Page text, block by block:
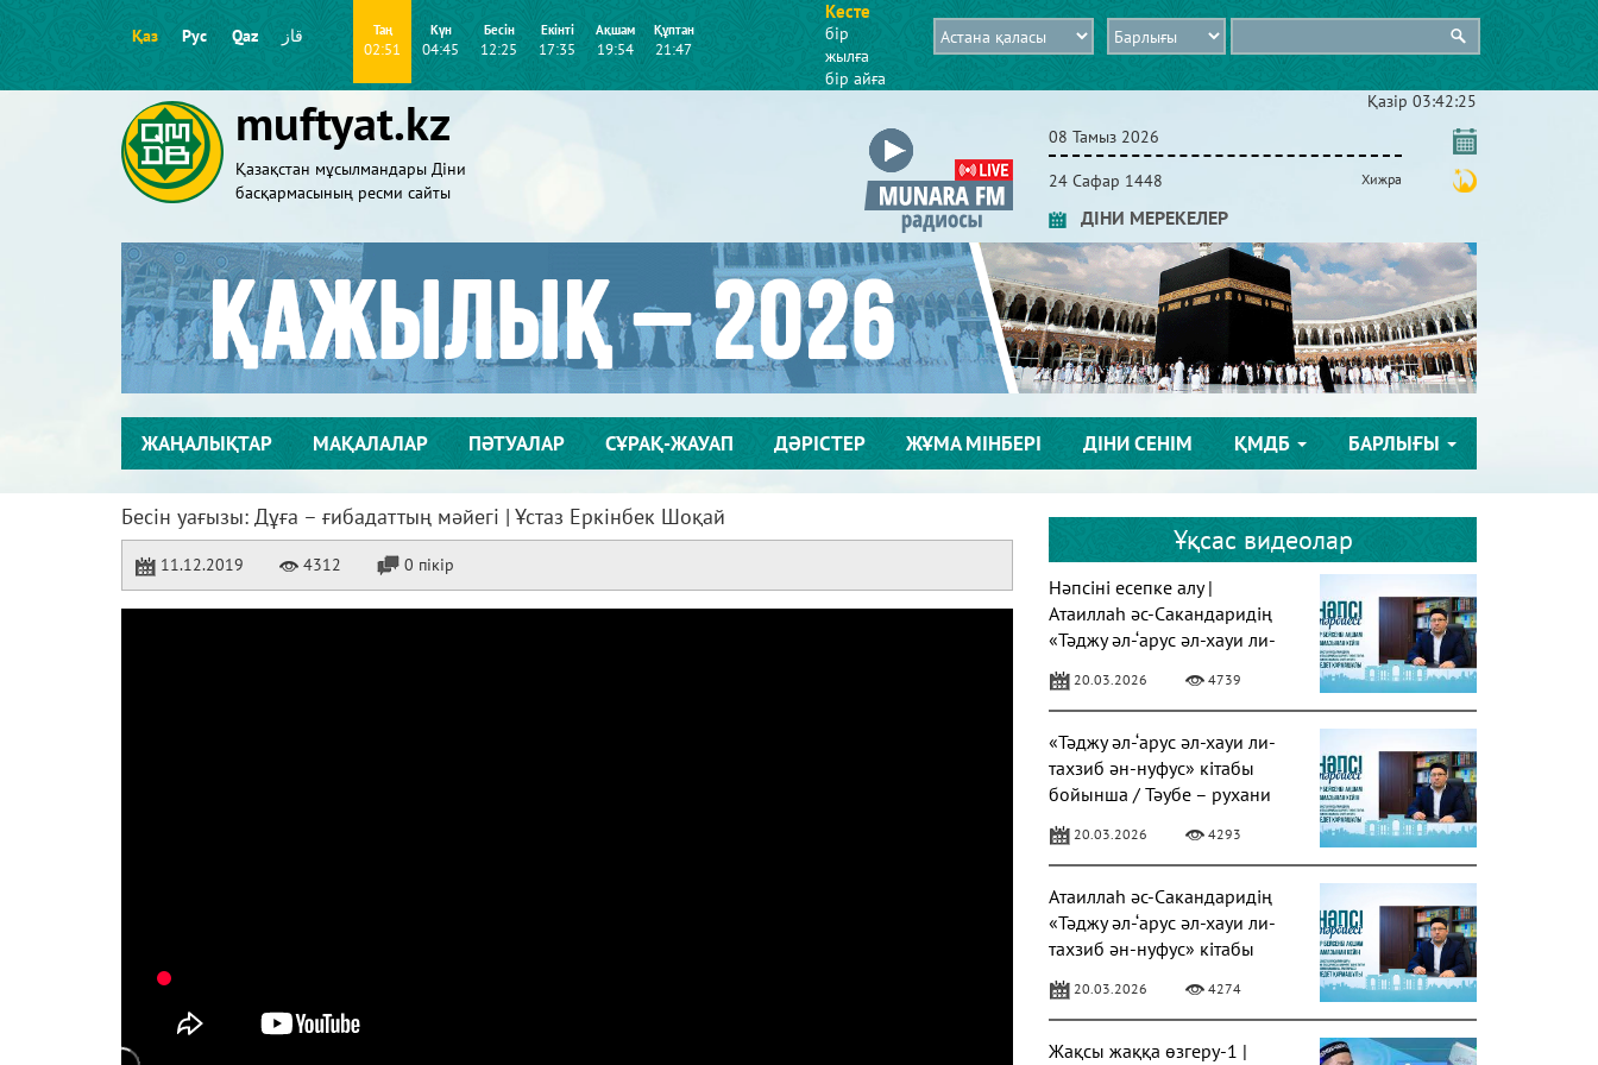
Қаз Рус Qaz قاز Таң
02:51
Күн
04:45
Бесін
12:25
Екінті
17:35
Ақшам
19:54
Құптан
21:47
Кесте
бір
жылға
бір айға
muftyat.kz
Қазақстан мұсылмандары Діни
басқармасының ресми сайты
Қазір 03:42:25
08 Тамыз 2026
24 Сафар 1448 Хижра
ДІНИ МЕРЕКЕЛЕР
ЖАҢАЛЫҚТАР МАҚАЛАЛАР ПӘТУАЛАР СҰРАҚ-ЖАУАП ДӘРІСТЕР ЖҰМА МІНБЕРІ ДІНИ СЕНІМ ҚМДБ БАРЛЫҒЫ
Бесін уағызы: Дұға – ғибадаттың мәйегі | Ұстаз Еркінбек Шоқай
11.12.2019 4312 0 пікір
Ұқсас видеолар
Нәпсіні есепке алу |
Атаиллаһ әс-Сакандаридің
«Тәджу әл-‘арус әл-хауи ли-
20.03.2026 4739
«Тәджу әл-‘арус әл-хауи ли-
тахзиб ән-нуфус» кітабы
бойынша / Тәубе – рухани
20.03.2026 4293
Атаиллаһ әс-Сакандаридің
«Тәджу әл-‘арус әл-хауи ли-
тахзиб ән-нуфус» кітабы
20.03.2026 4274
Жақсы жаққа өзгеру-1 |